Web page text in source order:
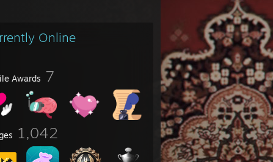
Online
Awards 7
1,042